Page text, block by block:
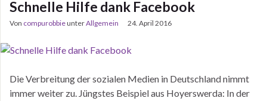
Schnelle Hilfe dank Facebook
Von compurobbieunterAllgemein 24. April 2016
Die Verbreitung der sozialen Medien in Deutschland nimmt
immer weiter zu. Jüngstes Beispiel aus Hoyerswerda: In der